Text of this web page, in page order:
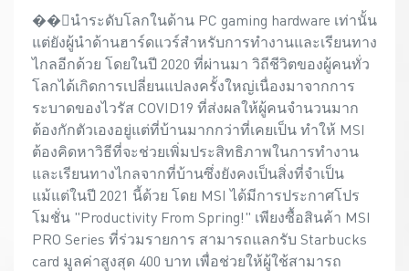
��้นำระดับโลกในด้าน PC gaming hardware เท่านั้น
แต่ยังผู้นำด้านฮาร์ดแวร์สำหรับการทำงานและเรียนทาง
ไกลอีกด้วย โดยในปี 2020 ที่ผ่านมา วิถีชีวิตของผู้คนทั่ว
โลกได้เกิดการเปลี่ยนแปลงครั้งใหญ่เนื่องมาจากการ
ระบาดของไวรัส COVID19 ที่ส่งผลให้ผู้คนจำนวนมาก
ต้องกักตัวเองอยู่แต่ที่บ้านมากกว่าที่เคยเป็น ทำให้ MSI
ต้องคิดหาวิธีที่จะช่วยเพิ่มประสิทธิภาพในการทำงาน
และเรียนทางไกลจากที่บ้านซึ่งยังคงเป็นสิ่งที่จำเป็น
แม้แต่ในปี 2021 นี้ด้วย โดย MSI ได้มีการประกาศโปร
โมชั่น "Productivity From Spring!" เพียงซื้อสินค้า MSI
PRO Series ที่ร่วมรายการ สามารถแลกรับ Starbucks
card มูลค่าสูงสุด 400 บาท เพื่อช่วยให้ผู้ใช้สามารถ